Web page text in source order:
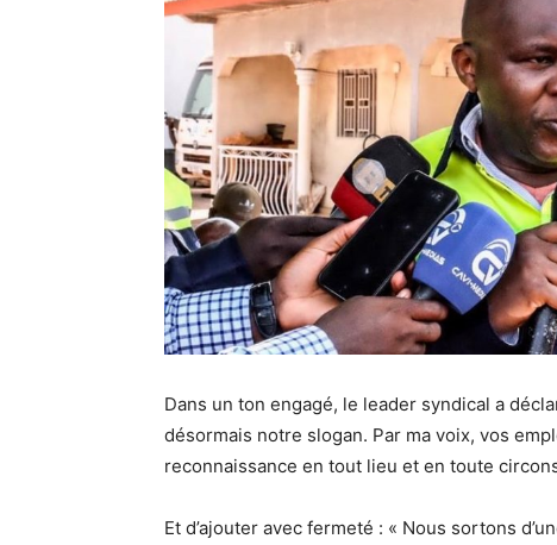
Dans un ton engagé, le leader syndical a
désormais notre slogan. Par ma voix, vos
reconnaissance en tout lieu et en toute
Et d’ajouter avec fermeté : « Nous sortons